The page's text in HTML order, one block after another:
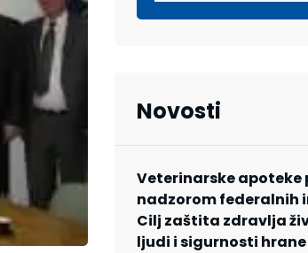
Novosti
Veterinarske apoteke
nadzorom federalnih
Cilj zaštita zdravlja
ljudi i sigurnosti hrane